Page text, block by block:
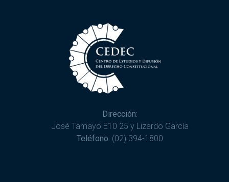
Dirección:
José Tamayo E10 25 y Lizardo García
Teléfono: (02) 394-1800